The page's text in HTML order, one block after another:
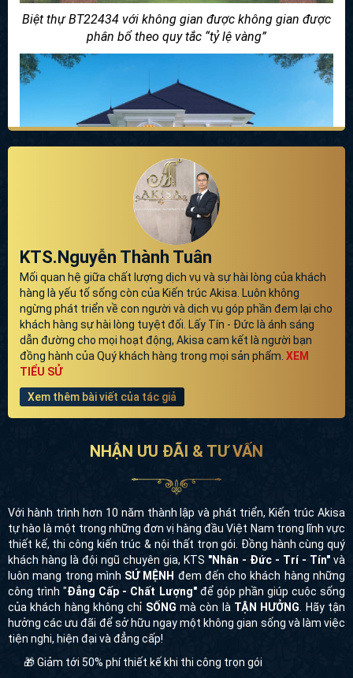
Biệt thự BT22434 với không gian được không gian được
phân bổ theo quy tắc “tỷ lệ vàng”
Thiết kế biệt thự 2 tầng tân cổ điển với mái Nhật vô cùng
sang trọng
Sử dụng màu trắng tinh khôi, trang nhã của các diện tường
thể hiện vẻ đẹp quý phái và tinh tế của kiến trúc tân cổ điển
biệt thự, phối cùng với những diện trang trí màu vàng cát
sang trọng, làm nổi bật hơn các chi tiết phào chỉ và phù
điêu trang trí. Lớp mái Nhật màu xanh than lịch lãm càng
làm cho căn biệt thự thêm phần sang trọng, đẳng cấp.
mái Nhật của gia đình ông Vững
KTS.Nguyễn Thành Tuân
Mối quan hệ giữa chất lượng dịch vụ và sự hài lòng của khách
hàng là yếu tố sống còn của Kiến trúc Akisa. Luôn không
ngừng phát triển về con người và dịch vụ góp phần đem lại cho
khách hàng sự hài lòng tuyệt đối. Lấy Tín - Đức là ánh sáng
dẫn đường cho mọi hoạt động, Akisa cam kết là người bạn
đồng hành của Quý khách hàng trong mọi sản phẩm. XEM
TIỂU SỬ
Xem thêm bài viết của tác giả
NHẬN ƯU ĐÃI & TƯ VẤN
Với hành trình hơn 10 năm thành lập và phát triển, Kiến trúc Akisa
tự hào là một trong những đơn vị hàng đầu Việt Nam trong lĩnh vực
thiết kế, thi công kiến trúc & nội thất trọn gói. Đồng hành cùng quý
khách hàng là đội ngũ chuyên gia, KTS "Nhân - Đức - Trí - Tín" và
luôn mang trong mình SỨ MỆNH đem đến cho khách hàng những
công trình "Đẳng Cấp - Chất Lượng"để góp phần giúp cuộc sống
của khách hàng không chỉ SỐNG mà còn là TẬN HƯỞNG . Hãy tận
hưởng các ưu đãi để sở hữu ngay một không gian sống và làm việc
tiện nghi, hiện đại và đẳng cấp!
🎁 Giảm tới 50% phí thiết kế khi thi công trọn gói